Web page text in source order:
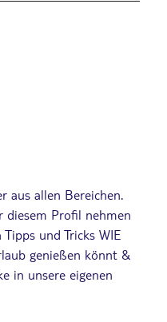
aus allen Bereichen.
diesem Profil nehmen
und Tricks WIE
genießen könnt &
in unsere eigenen